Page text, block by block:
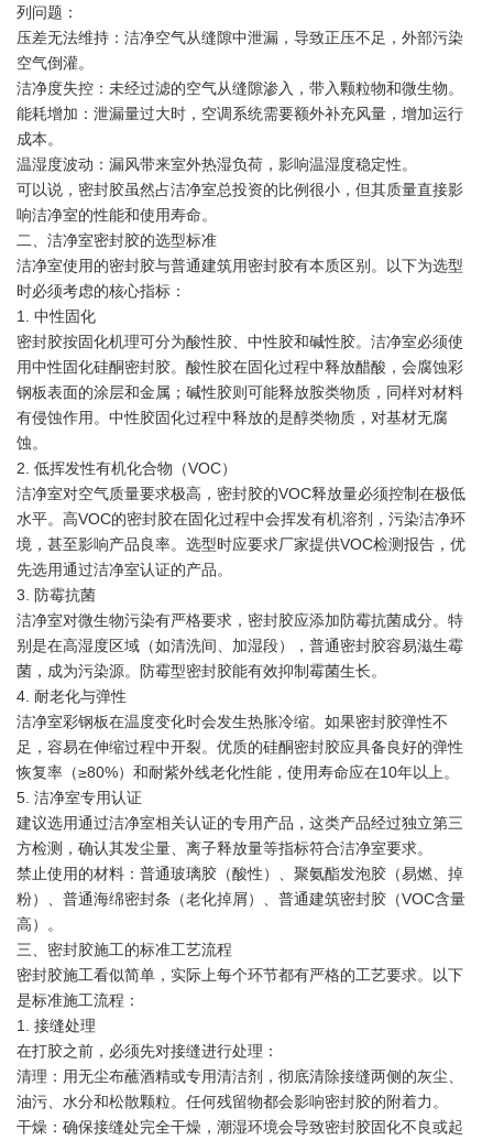
列问题：
压差无法维持：洁净空气从缝隙中泄漏，导致正压不足，外部污染
空气倒灌。
洁净度失控：未经过滤的空气从缝隙渗入，带入颗粒物和微生物。
能耗增加：泄漏量过大时，空调系统需要额外补充风量，增加运行
成本。
温湿度波动：漏风带来室外热湿负荷，影响温湿度稳定性。
可以说，密封胶虽然占洁净室总投资的比例很小，但其质量直接影
响洁净室的性能和使用寿命。
二、洁净室密封胶的选型标准
洁净室使用的密封胶与普通建筑用密封胶有本质区别。以下为选型
时必须考虑的核心指标：
1. 中性固化
密封胶按固化机理可分为酸性胶、中性胶和碱性胶。洁净室必须使
用中性固化硅酮密封胶。酸性胶在固化过程中释放醋酸，会腐蚀彩
钢板表面的涂层和金属；碱性胶则可能释放胺类物质，同样对材料
有侵蚀作用。中性胶固化过程中释放的是醇类物质，对基材无腐
蚀。
2. 低挥发性有机化合物（VOC）
洁净室对空气质量要求极高，密封胶的VOC释放量必须控制在极低
水平。高VOC的密封胶在固化过程中会挥发有机溶剂，污染洁净环
境，甚至影响产品良率。选型时应要求厂家提供VOC检测报告，优
先选用通过洁净室认证的产品。
3. 防霉抗菌
洁净室对微生物污染有严格要求，密封胶应添加防霉抗菌成分。特
别是在高湿度区域（如清洗间、加湿段），普通密封胶容易滋生霉
菌，成为污染源。防霉型密封胶能有效抑制霉菌生长。
4. 耐老化与弹性
洁净室彩钢板在温度变化时会发生热胀冷缩。如果密封胶弹性不
足，容易在伸缩过程中开裂。优质的硅酮密封胶应具备良好的弹性
恢复率（≥80%）和耐紫外线老化性能，使用寿命应在10年以上。
5. 洁净室专用认证
建议选用通过洁净室相关认证的专用产品，这类产品经过独立第三
方检测，确认其发尘量、离子释放量等指标符合洁净室要求。
禁止使用的材料：普通玻璃胶（酸性）、聚氨酯发泡胶（易燃、掉
粉）、普通海绵密封条（老化掉屑）、普通建筑密封胶（VOC含量
高）。
三、密封胶施工的标准工艺流程
密封胶施工看似简单，实际上每个环节都有严格的工艺要求。以下
是标准施工流程：
1. 接缝处理
在打胶之前，必须先对接缝进行处理：
清理：用无尘布蘸酒精或专用清洁剂，彻底清除接缝两侧的灰尘、
油污、水分和松散颗粒。任何残留物都会影响密封胶的附着力。
干燥：确保接缝处完全干燥，潮湿环境会导致密封胶固化不良或起